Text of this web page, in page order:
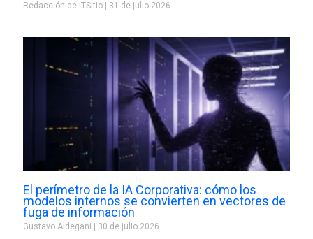
Redacción de ITSitio 31 de julio 2026
El perímetro de la IA Corporativa: cómo los
modelos internos se convierten en vectores de
fuga de información
Gustavo Aldegani 30 de julio 2026